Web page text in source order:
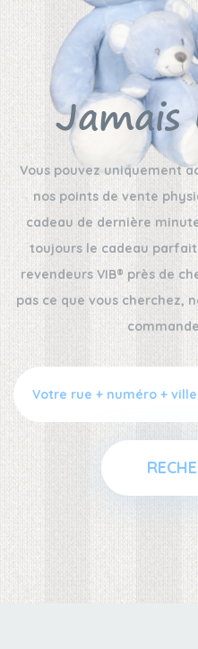
Jamais
Vous pouvez uniquement
nos points de vente
cadeau de dernière
toujours le cadeau parfait
revendeurs VIB® près de
pas ce que vous cherchez,